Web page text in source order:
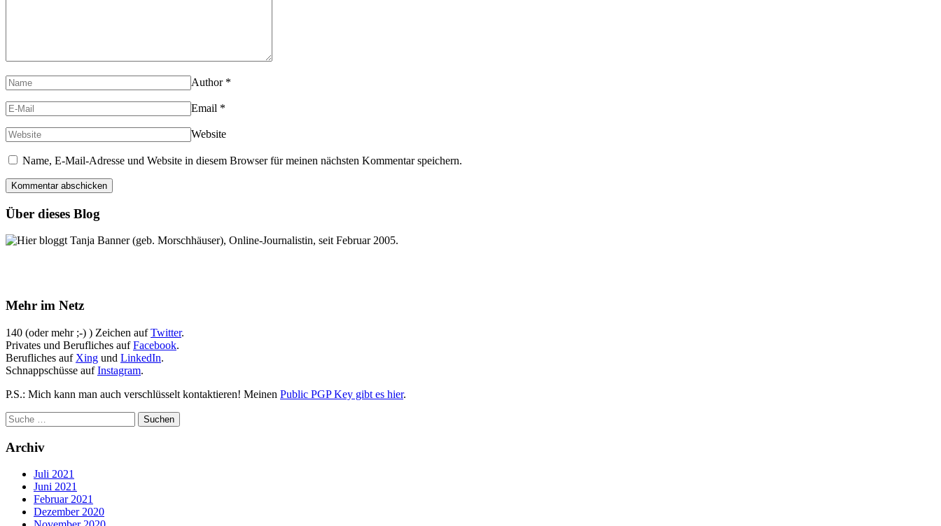
Author *
Email *
Website
Name, E-Mail-Adresse und Website in diesem Browser für meinen nächsten Kommentar speichern.
Über dieses Blog
Hier bloggt Tanja Banner (geb. Morschhäuser), Online-Journalistin, seit Februar 2005.
Mehr im Netz
140 (oder mehr ;-) ) Zeichen aufTwitter.
Privates und Berufliches aufFacebook.
Berufliches auf Xing und LinkedIn.
Schnappschüsse aufInstagram.
P.S.: Mich kann man auch verschlüsselt kontaktieren! Meinen Public PGP Key gibt es hier.
Archiv
Juli 2021
Juni 2021
Februar 2021
Dezember 2020